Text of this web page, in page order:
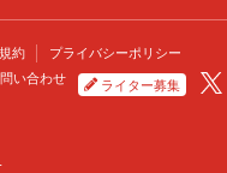
約
プライバシーポリシー
い合わせ ライター募集